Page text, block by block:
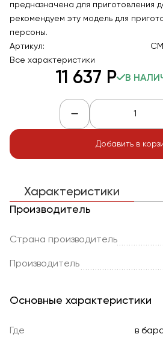
предназначена для приготовления
рекомендуем эту модель для
персоны.
Артикул:
Все характеристики
11 637 Р В
Добавить в
Характеристики
Производитель
Страна производитель
Производитель
Основные характеристики
Где
в